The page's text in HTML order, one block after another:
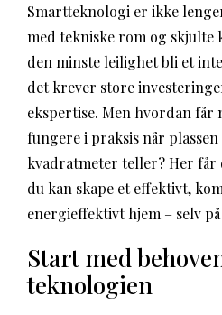
Smartteknologi er ikke
med tekniske rom og skjulte
den minste leilighet bli et
det krever store
ekspertise. Men hvordan får
fungere i praksis når
kvadratmeter teller? Her får
du kan skape et effektivt,
energieffektivt hjem – selv
Start med
teknologien